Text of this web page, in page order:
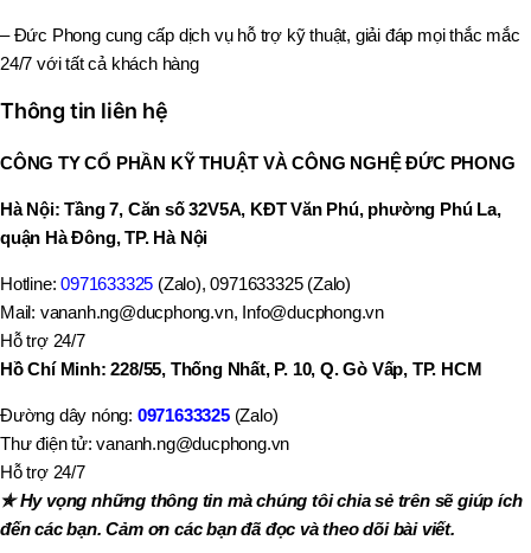
– Đức Phong cung cấp dịch vụ hỗ trợ kỹ thuật, giải đáp mọi thắc mắc
24/7 với tất cả khách hàng
Thông tin liên hệ
CÔNG TY CỔ PHẦN KỸ THUẬT VÀ CÔNG NGHỆ ĐỨC PHONG
Hà Nội: Tầng 7, Căn số 32V5A, KĐT Văn Phú, phường Phú La,
quận Hà Đông, TP. Hà Nội
Hotline:0971633325 (Zalo), 0971633325 (Zalo)
Mail: vananh.ng@ducphong.vn, Info@ducphong.vn
Hỗ trợ 24/7
Hồ Chí Minh: 228/55, Thống Nhất, P. 10, Q. Gò Vấp, TP. HCM
Đường dây nóng: 0971633325(Zalo)
Thư điện tử: vananh.ng@ducphong.vn
Hỗ trợ 24/7
✯ Hy vọng những thông tin mà chúng tôi chia sẻ trên sẽ giúp ích
đến các bạn. Cảm ơn các bạn đã đọc và theo dõi bài viết.